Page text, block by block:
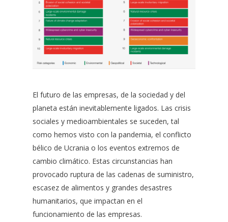
El futuro de las empresas, de la sociedad y del
planeta están inevitablemente ligados. Las crisis
sociales y medioambientales se suceden, tal
como hemos visto con la pandemia, el conflicto
bélico de Ucrania o los eventos extremos de
cambio climático. Estas circunstancias han
provocado ruptura de las cadenas de suministro,
escasez de alimentos y grandes desastres
humanitarios, que impactan en el
funcionamiento de las empresas.